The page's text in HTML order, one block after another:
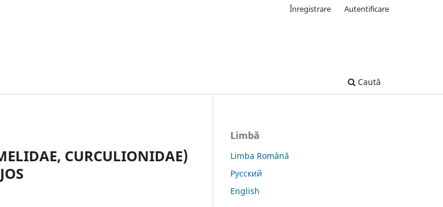
Caută
Înregistrare Autentificare
CURCULIONIDAE)
Limbă
Limba Română
Русский
English